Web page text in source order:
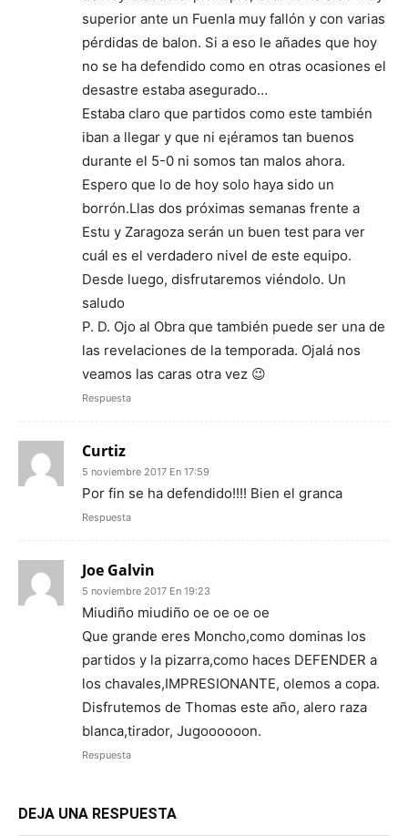
superior ante un Fuenla muy fallón y con varias
pérdidas de balon. Si a eso le añades que hoy
no se ha defendido como en otras ocasiones el
desastre estaba asegurado…
Estaba claro que partidos como este también
iban a llegar y que ni e¡éramos tan buenos
durante el 5-0 ni somos tan malos ahora.
Espero que lo de hoy solo haya sido un
borrón.Llas dos próximas semanas frente a
Estu y Zaragoza serán un buen test para ver
cuál es el verdadero nivel de este equipo.
Desde luego, disfrutaremos viéndolo. Un
saludo
P. D. Ojo al Obra que también puede ser una de
las revelaciones de la temporada. Ojalá nos
veamos las caras otra vez 😉
Respuesta
Curtiz
5 noviembre 2017 En 17:59
Por fin se ha defendido!!!! Bien el granca
Respuesta
Joe Galvin
5 noviembre 2017 En 19:23
Miudiño miudiño oe oe oe oe
Que grande eres Moncho,como dominas los
partidos y la pizarra,como haces DEFENDER a
los chavales,IMPRESIONANTE, olemos a copa.
Disfrutemos de Thomas este año, alero raza
blanca,tirador, Jugoooooon.
Respuesta
DEJA UNA RESPUESTA